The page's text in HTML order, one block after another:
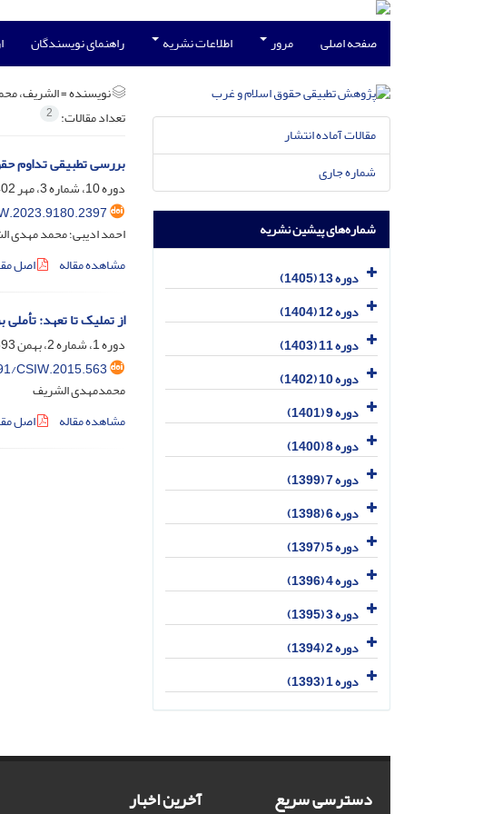
صفحه اصلی مرور اطلاعات نشریه راهنمای نویسندگان
نویسنده =الشریف،
تعداد مقالات: 2
بررسی تطبیقی تداوم
دوره 10، شماره 3، مهر 1402، صفحه
احمد ادیبی؛ محمد مهدی
مشاهده مقاله
اصل
از تملیک تا تعهد:
دوره 1، شماره 2، بهمن 1393، صفحه
CSIW.2015.563
محمدمهدی الشریف
مشاهده مقاله
اصل
مقالات آماده انتشار
شماره جاری
شماره‌های پیشین نشریه
دوره 13 (1405)
دوره 12 (1404)
دوره 11 (1403)
دوره 10 (1402)
دوره 9 (1401)
دوره 8 (1400)
دوره 7 (1399)
دوره 6 (1398)
دوره 5 (1397)
دوره 4 (1396)
دوره 3 (1395)
دوره 2 (1394)
دوره 1 (1393)
دسترسی سریع آخرین اخبار